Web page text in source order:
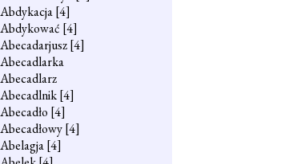
Abdykacja[4]
Abdykować [4]
Abecadarjusz[4]
Abecadlarka
Abecadlarz
Abecadlnik[4]
Abecadło [4]
Abecadłowy[4]
Abelagja[4]